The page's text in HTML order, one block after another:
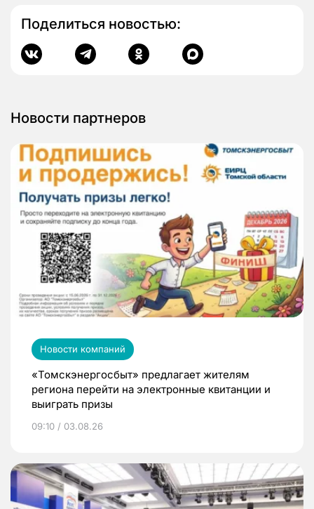
Поделиться новостью:
Новости партнеров
Новости компаний
«Томскэнергосбыт» предлагает жителям
региона перейти на электронные квитанции и
выиграть призы
09:10 / 03.08.26